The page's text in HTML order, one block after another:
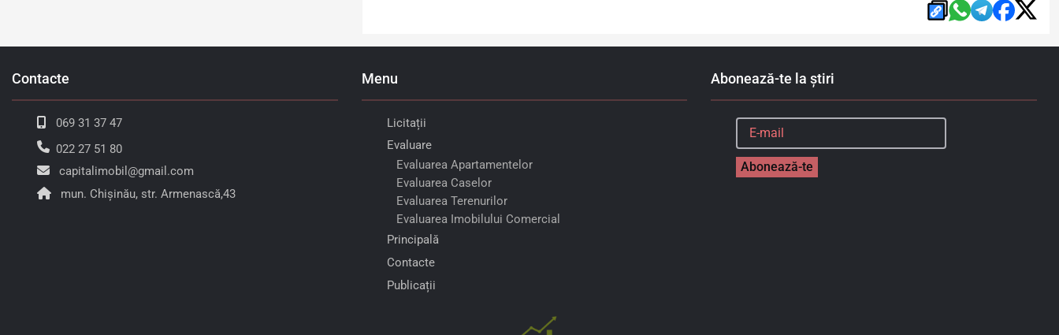
Contacte
069 31 37 47
022 27 51 80
capitalimobil@gmail.com
mun. Chișinău, str. Armenască,43
Menu
Licitații
Evaluare
Evaluarea Apartamentelor
Evaluarea Caselor
Evaluarea Terenurilor
Evaluarea Imobilului Comercial
Principală
Contacte
Publicații
Abonează-te la știri
Abonează-te